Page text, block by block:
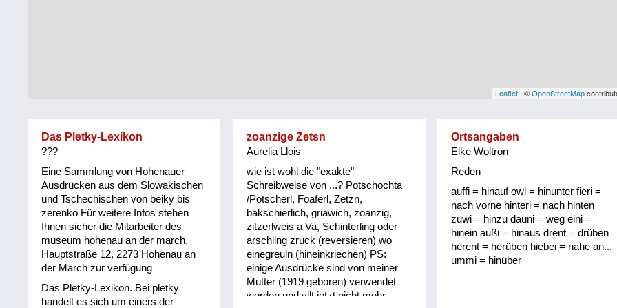
Leaflet | ©OpenStreetMap
Das Pletky-Lexikon
???
Eine Sammlung von Hohenauer
Ausdrücken aus dem Slowakischen
und Tschechischen von beiky bis
zerenko Für weitere Infos stehen
Ihnen sicher die Mitarbeiter des
museum hohenau an der march,
Hauptstraße 12, 2273 Hohenau an
der March zur verfügung
Das Pletky-Lexikon. Bei pletky
handelt es sich um einers der
zoanzige Zetsn
Aurelia Llois
wie ist wohl die "exakte"
Schreibweise von ...? Potschochta
/Potscherl, Foaferl, Zetzn,
bakschierlich, griawich, zoanzig,
zitzerlweis a Va, Schinterling oder
arschling zruck (reversieren) wo
einegreuln (hineinkriechen) PS:
einige Ausdrücke sind von meiner
Mutter (1919 geboren) verwendet
worden und vllt jetzt nicht mehr
Ortsangaben
Elke Woltron
Reden
auffi = hinauf owi = hinunter fieri =
nach vorne hinteri = nach hinten
zuwi = hinzu dauni = weg eini =
hinein außi = hinaus drent = drüben
herent = herüben hiebei = nahe an...
ummi = hinüber